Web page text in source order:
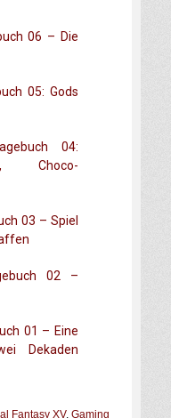
06 – Die
05: Gods
04:
Choco-
03 – Spiel
02 –
01 – Eine
Dekaden
Fantasy XV, Gaming